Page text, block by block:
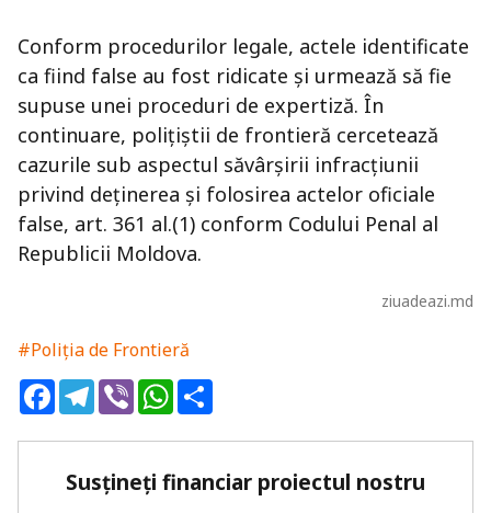
Conform procedurilor legale, actele identificate
ca fiind false au fost ridicate și urmează să fie
supuse unei proceduri de expertiză. În
continuare, polițiștii de frontieră cercetează
cazurile sub aspectul săvârșirii infracțiunii
privind deținerea și folosirea actelor oficiale
false, art. 361 al.(1) conform Codului Penal al
Republicii Moldova.
ziuadeazi.md
#Poliția de Frontieră
FacebookTelegram
ViberWhatsApp
Susțineți financiar proiectul nostru